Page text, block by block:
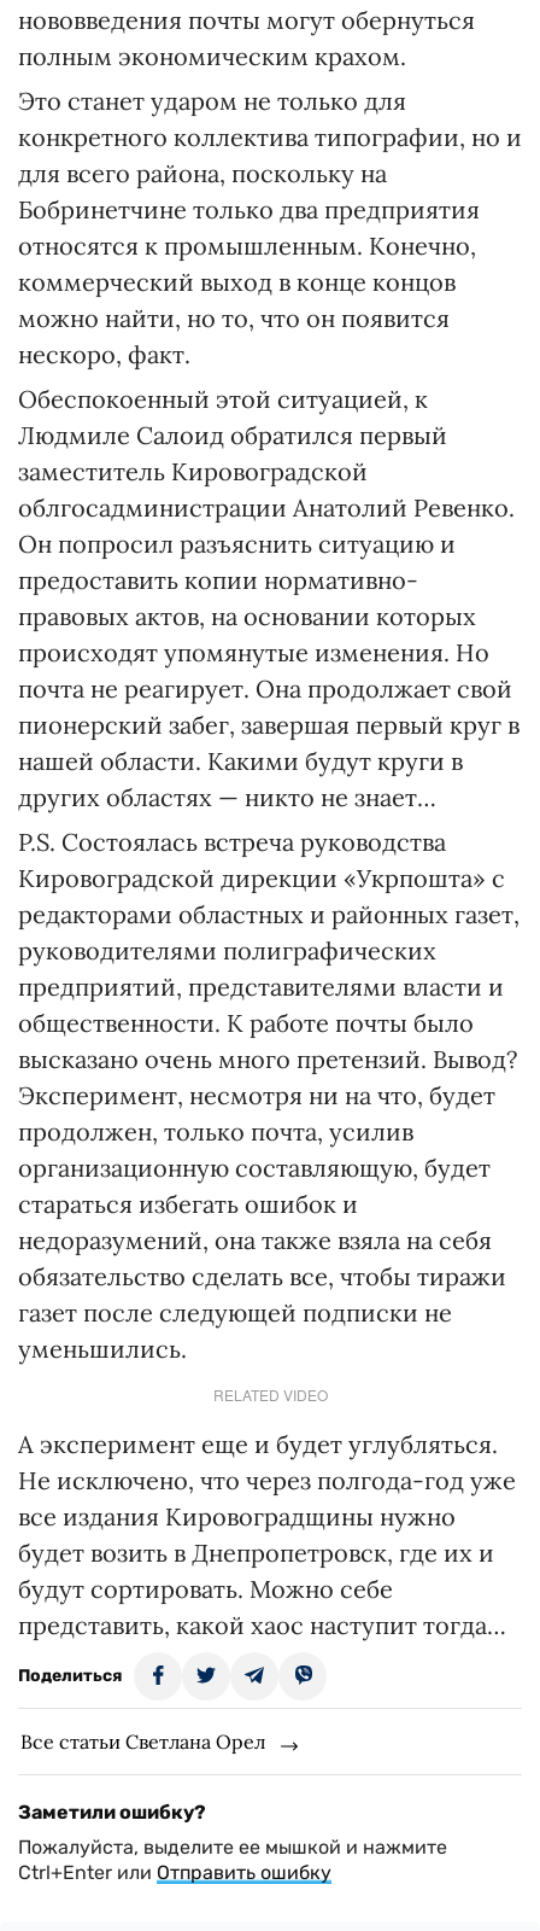
нововведения почты могут обернуться
полным экономическим крахом.
Это станет ударом не только для
конкретного коллектива типографии, но и
для всего района, поскольку на
Бобринетчине только два предприятия
относятся к промышленным. Конечно,
коммерческий выход в конце концов
можно найти, но то, что он появится
нескоро, факт.
Обеспокоенный этой ситуацией, к
Людмиле Салоид обратился первый
заместитель Кировоградской
облгосадминистрации Анатолий Ревенко.
Он попросил разъяснить ситуацию и
предоставить копии нормативно-
правовых актов, на основании которых
происходят упомянутые изменения. Но
почта не реагирует. Она продолжает свой
пионерский забег, завершая первый круг в
нашей области. Какими будут круги в
других областях — никто не знает…
P.S. Состоялась встреча руководства
Кировоградской дирекции «Укрпошта» с
редакторами областных и районных газет,
руководителями полиграфических
предприятий, представителями власти и
общественности. К работе почты было
высказано очень много претензий. Вывод?
Эксперимент, несмотря ни на что, будет
продолжен, только почта, усилив
организационную составляющую, будет
стараться избегать ошибок и
недоразумений, она также взяла на себя
обязательство сделать все, чтобы тиражи
газет после следующей подписки не
уменьшились.
RELATED VIDEO
А эксперимент еще и будет углубляться.
Не исключено, что через полгода-год уже
все издания Кировоградщины нужно
будет возить в Днепропетровск, где их и
будут сортировать. Можно себе
представить, какой хаос наступит тогда…
Поделиться
Все статьи Светлана Орел
Заметили ошибку?
Пожалуйста, выделите ее мышкой и нажмите
Ctrl+Enter или Отправить ошибку